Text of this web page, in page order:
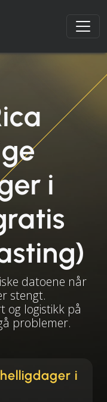
i
datoene når
stengt.
og logistikk på
problemer.
i